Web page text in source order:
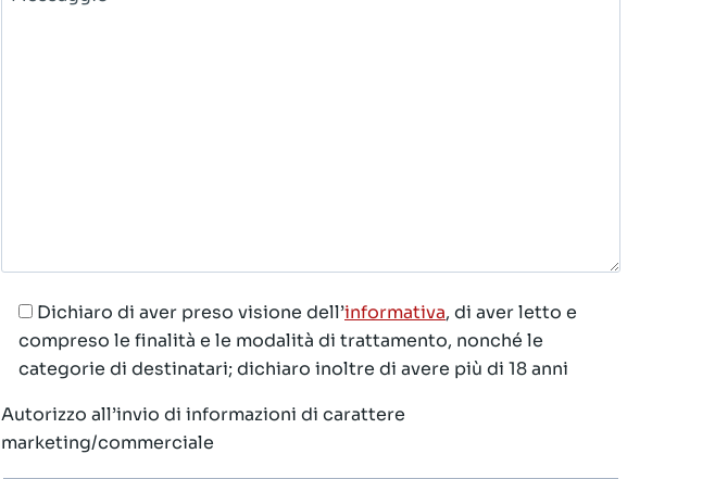
Dichiaro di aver preso visione dell’informativa, di aver letto e
compreso le finalità e le modalità di trattamento, nonché le
categorie di destinatari; dichiaro inoltre di avere più di 18 anni
Autorizzo all’invio di informazioni di carattere
marketing/commerciale